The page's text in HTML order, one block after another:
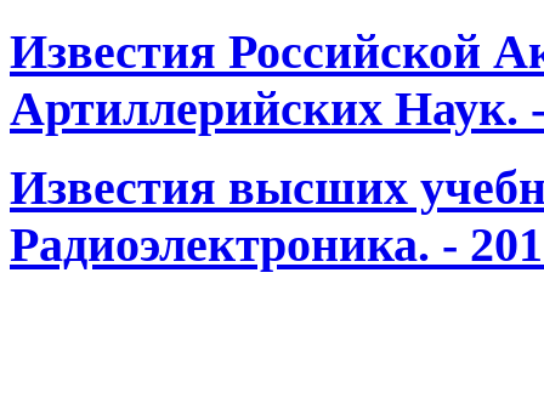
Известия Российской
Артиллерийских Наук.
Известия высших
Радиоэлектроника. -